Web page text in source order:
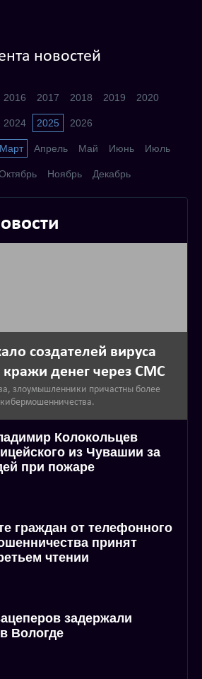
новостей
2016 2017 2018 2019 2020
2024 2025 2026
Март Апрель Май Июнь Июль
Ноябрь Декабрь
создателей вируса
денег через СМС
злоумышленники причастны более
Колокольцев
из Чувашии за
при пожаре
граждан от телефонного
принят
чтении
задержали
Вологде